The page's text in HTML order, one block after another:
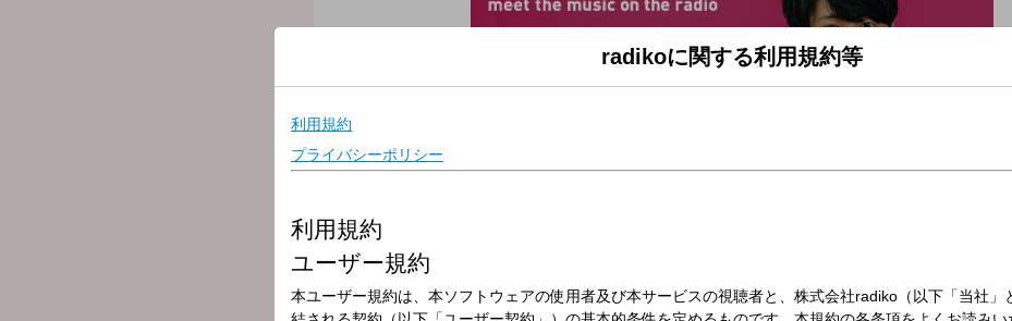
放送局
radikoに関する利用規約等